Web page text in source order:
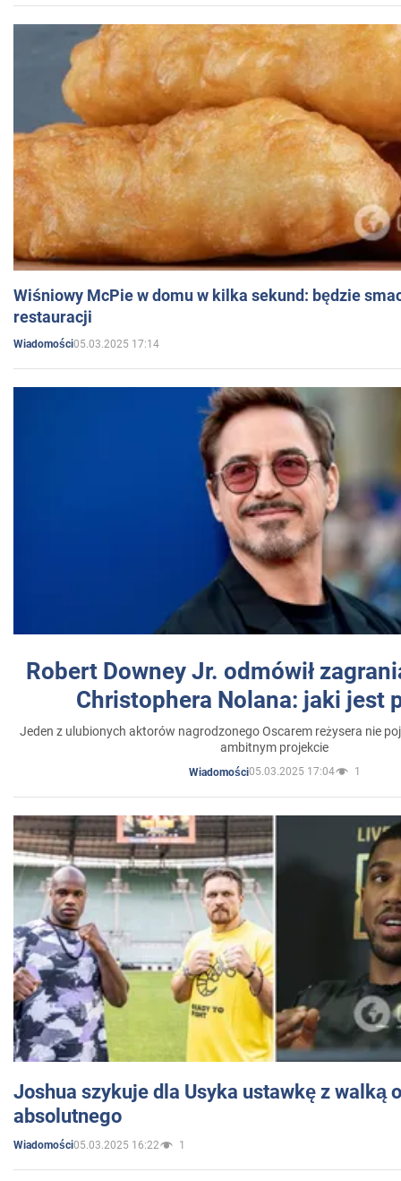
Wiśniowy McPie w domu w kilka sekund: będzie
restauracji
Wiadomości05.03.2025 17:14
Robert Downey Jr. odmówił
Christophera Nolana: jaki jest
Jeden z ulubionych aktorów nagrodzonego Oscarem reżysera nie
ambitnym projekcie
Wiadomości05.03.2025 17:04 1
Joshua szykuje dla Usyka ustawkę z walką
absolutnego
Wiadomości05.03.2025 16:22 1